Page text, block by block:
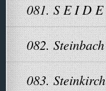
081. S E I D
082. Steinbach
083. Steinkirch